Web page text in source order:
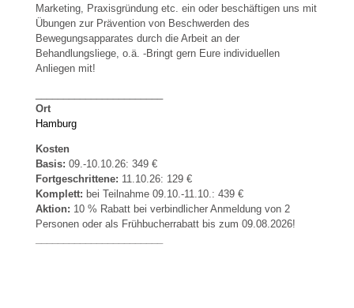
Marketing, Praxisgründung etc. ein oder beschäftigen uns mit
Übungen zur Prävention von Beschwerden des
Bewegungsapparates durch die Arbeit an der
Behandlungsliege, o.ä. -Bringt gern Eure individuellen
Anliegen mit!
Ort
Hamburg
Kosten
Basis: 09.-10.10.26: 349 €
Fortgeschrittene: 11.10.26: 129 €
Komplett: bei Teilnahme 09.10.-11.10.: 439 €
Aktion: 10 % Rabatt bei verbindlicher Anmeldung von 2
Personen oder als Frühbucherrabatt bis zum 09.08.2026!